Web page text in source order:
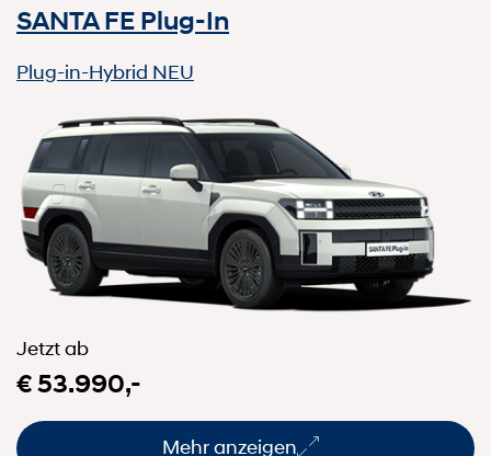
SANTA FE Plug-In
Plug-in-Hybrid NEU
Jetzt ab
€ 53.990,-
Mehr anzeigen